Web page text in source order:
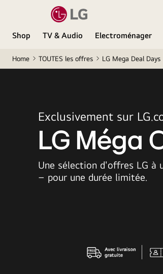
Shop TV & Audio Electroménager
Home TOUTES les offres LG Mega Deal Days
Exclusivement sur
LG Méga
Une sélection d'offres LG à
– pour une durée limitée.